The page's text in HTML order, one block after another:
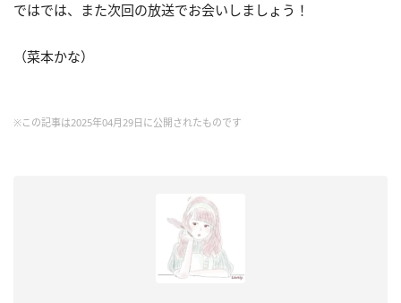
ではでは、また次回の放送でお会いしましょう！
（菜本かな）
※この記事は2025年04月29日に公開されたものです